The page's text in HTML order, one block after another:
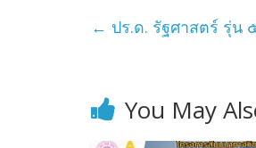
← ปร.ด. รัฐศาสตร์ รุ่น
You May